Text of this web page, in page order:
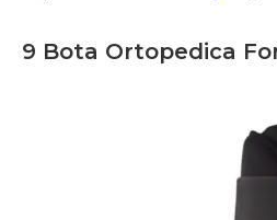
9 Bota Ortopedica